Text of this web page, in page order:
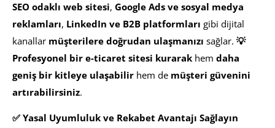
SEO odaklı web sitesi, Google Ads ve sosyal medya
reklamları, LinkedIn ve B2B platformları gibi dijital
kanallar müşterilere doğrudan ulaşmanızı sağlar. 💡
Profesyonel bir e-ticaret sitesi kurarak hem daha
geniş bir kitleye ulaşabilir hem de müşteri güvenini
artırabilirsiniz.
✅ Yasal Uyumluluk ve Rekabet Avantajı Sağlayın